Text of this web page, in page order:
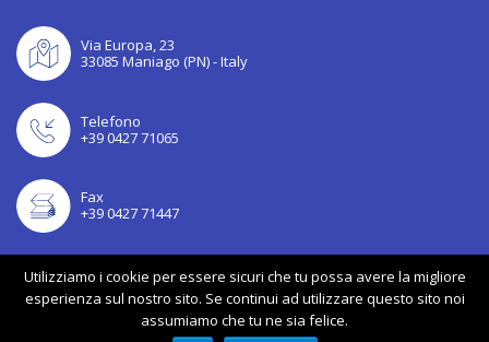
Via Europa, 23
33085 Maniago (PN) - Italy
Telefono
+39 0427 71065
Fax
+39 0427 71447
© Battiferro di Maniago Sas | P.Iva 00121780936 |Termini d’uso
Cookie policy|Digital Agency: Alea.pro
Utilizziamo i cookie per essere sicuri che tu possa avere la migliore
esperienza sul nostro sito. Se continui ad utilizzare questo sito noi
assumiamo che tu ne sia felice.